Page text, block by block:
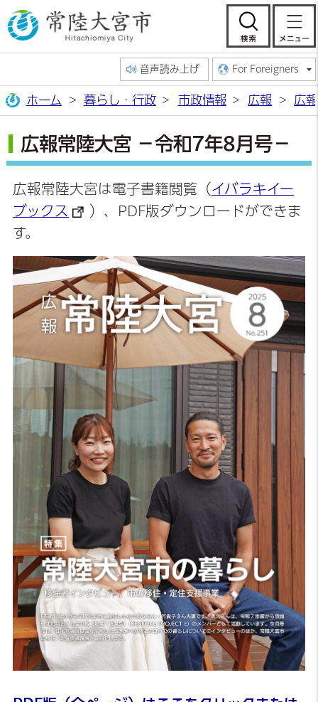
常陸大宮市公
検
音声読み上げ For Foreigners
ホーム 暮らし・行政 市政情報 広報 広
広報常陸大宮 －令和7年8月号－
広報常陸大宮は電子書籍閲覧（ イバラキイー
ブックス
）、PDF版ダウンロードができま
す。